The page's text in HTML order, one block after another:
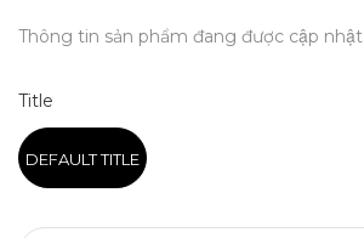
Thông tin sản phẩm đang được cập nhật
Title
DEFAULT TITLE